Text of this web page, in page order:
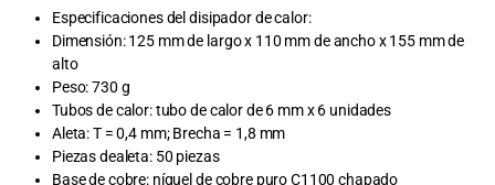
Especificaciones del disipador de calor:
Dimensión: 125 mm de largo x 110 mm de ancho x 155 mm de
alto
Peso: 730 g
Tubos de calor: tubo de calor de 6 mm x 6 unidades
Aleta: T = 0,4 mm; Brecha = 1,8 mm
Piezas dealeta: 50 piezas
Base de cobre: ​​níquel de cobre puro C1100 chapado